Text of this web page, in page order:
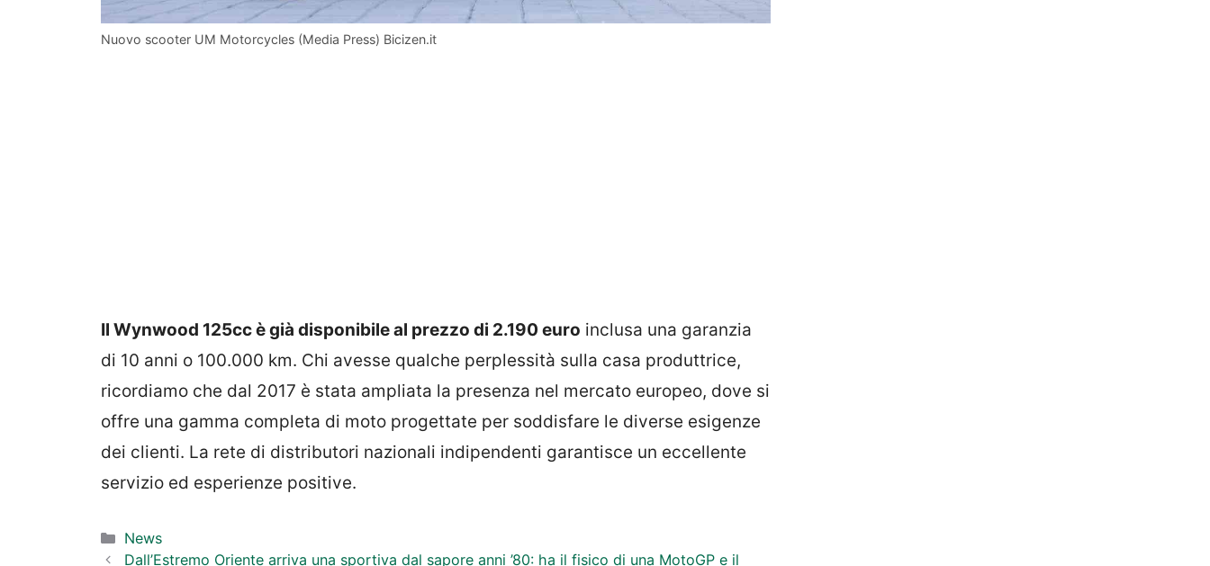
Nuovo scooter UM Motorcycles (Media Press) Bicizen.it
Il Wynwood 125cc è già disponibile al prezzo di 2.190 euro inclusa una garanzia
di 10 anni o 100.000 km. Chi avesse qualche perplessità sulla casa produttrice,
ricordiamo che dal 2017 è stata ampliata la presenza nel mercato europeo, dove si
offre una gamma completa di moto progettate per soddisfare le diverse esigenze
dei clienti. La rete di distributori nazionali indipendenti garantisce un eccellente
servizio ed esperienze positive.
Categorie
News
Dall’Estremo Oriente arriva una sportiva dal sapore anni ’80: ha il fisico di una MotoGP e il